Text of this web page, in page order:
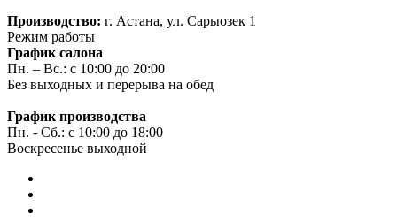
Производство: г. Астана, ул. Сарыозек 1
Режим работы
График салона
Пн. – Вс.: с 10:00 до 20:00
Без выходных и перерыва на обед
График производства
Пн. - Сб.: с 10:00 до 18:00
Воскресенье выходной